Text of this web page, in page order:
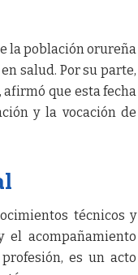
la población orureña
salud. Por su parte,
afirmó que esta fecha
y la vocación de
técnicos y
acompañamiento
es un acto